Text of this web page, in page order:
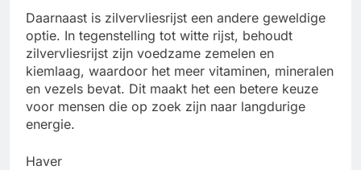
Daarnaast is zilvervliesrijst een andere geweldige
optie. In tegenstelling tot witte rijst, behoudt
zilvervliesrijst zijn voedzame zemelen en
kiemlaag, waardoor het meer vitaminen, mineralen
en vezels bevat. Dit maakt het een betere keuze
voor mensen die op zoek zijn naar langdurige
energie.
Haver